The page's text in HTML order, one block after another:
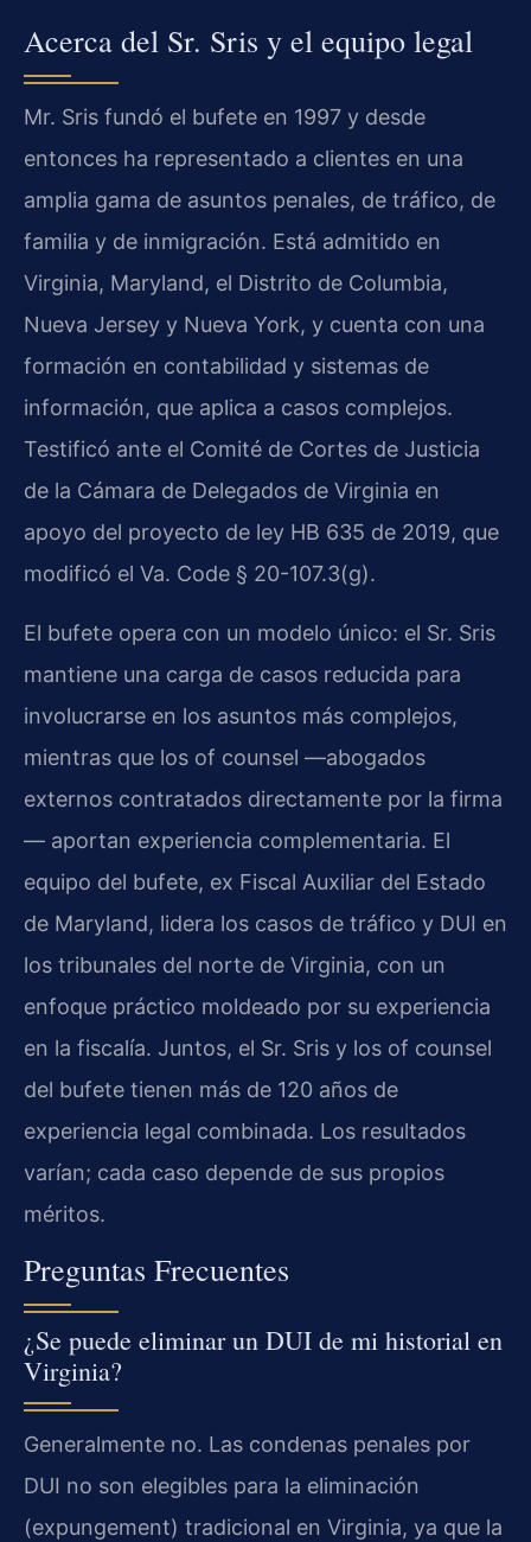
Acerca del Sr. Sris y el equipo legal
Mr. Sris fundó el bufete en 1997 y desde
entonces ha representado a clientes en una
amplia gama de asuntos penales, de tráfico, de
familia y de inmigración. Está admitido en
Virginia, Maryland, el Distrito de Columbia,
Nueva Jersey y Nueva York, y cuenta con una
formación en contabilidad y sistemas de
información, que aplica a casos complejos.
Testificó ante el Comité de Cortes de Justicia
de la Cámara de Delegados de Virginia en
apoyo del proyecto de ley HB 635 de 2019, que
modificó el Va. Code § 20-107.3(g).
El bufete opera con un modelo único: el Sr. Sris
mantiene una carga de casos reducida para
involucrarse en los asuntos más complejos,
mientras que los of counsel —abogados
externos contratados directamente por la firma
— aportan experiencia complementaria. El
equipo del bufete, ex Fiscal Auxiliar del Estado
de Maryland, lidera los casos de tráfico y DUI en
los tribunales del norte de Virginia, con un
enfoque práctico moldeado por su experiencia
en la fiscalía. Juntos, el Sr. Sris y los of counsel
del bufete tienen más de 120 años de
experiencia legal combinada. Los resultados
varían; cada caso depende de sus propios
méritos.
Preguntas Frecuentes
¿Se puede eliminar un DUI de mi historial en
Virginia?
Generalmente no. Las condenas penales por
DUI no son elegibles para la eliminación
(expungement) tradicional en Virginia, ya que la